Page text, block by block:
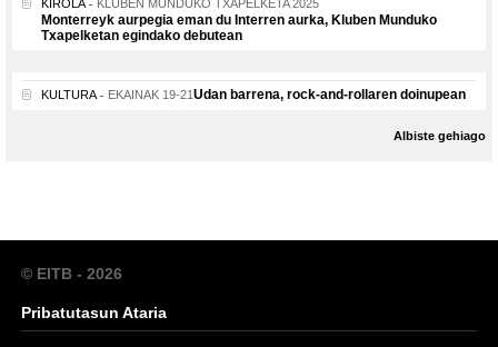
KIROLA KLUBEN MUNDUKO TXAPELKETA 2025
Monterreyk aurpegia eman du Interren aurka, Kluben Munduko
Txapelketan egindako debutean
KULTURA EKAINAK 19-21Udan barrena, rock-and-rollaren doinupean
Albiste gehiago
© EITB - 2026
Pribatutasun Ataria